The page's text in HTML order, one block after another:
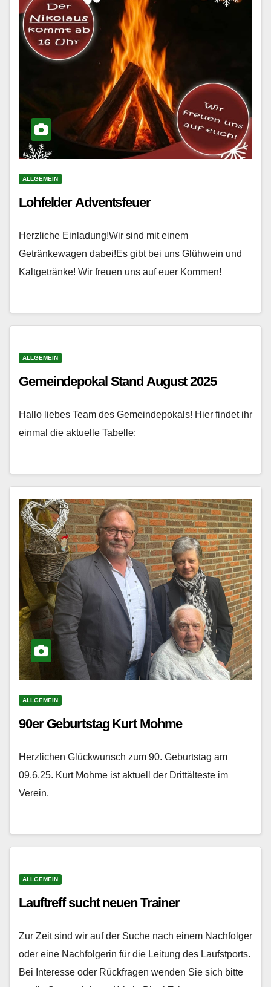
ALLGEMEIN
Lohfelder Adventsfeuer
Herzliche Einladung!Wir sind mit einem
Getränkewagen dabei!Es gibt bei uns Glühwein und
Kaltgetränke! Wir freuen uns auf euer Kommen!
ALLGEMEIN
Gemeindepokal Stand August 2025
Hallo liebes Team des Gemeindepokals! Hier findet ihr
einmal die aktuelle Tabelle:
ALLGEMEIN
90er Geburtstag Kurt Mohme
Herzlichen Glückwunsch zum 90. Geburtstag am
09.6.25. Kurt Mohme ist aktuell der Drittälteste im
Verein.
ALLGEMEIN
Lauftreff sucht neuen Trainer
Zur Zeit sind wir auf der Suche nach einem Nachfolger
oder eine Nachfolgerin für die Leitung des Laufstports.
Bei Interesse oder Rückfragen wenden Sie sich bitte